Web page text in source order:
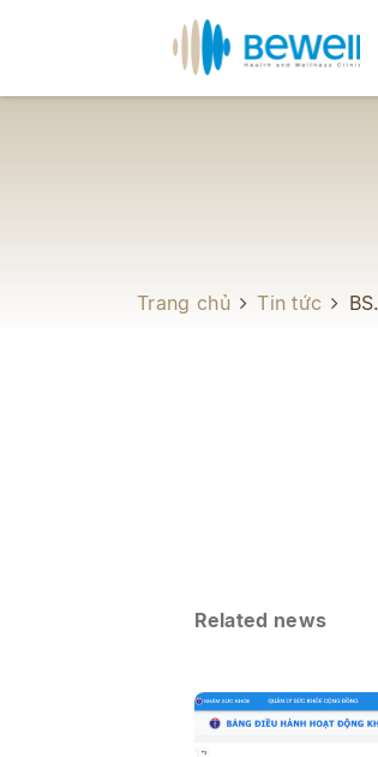
Trang chủ Tin tức
Related news